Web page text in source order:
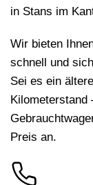
in Stans im
Wir bieten
schnell und
Sei es ein
Kilometerstand
Preis an.